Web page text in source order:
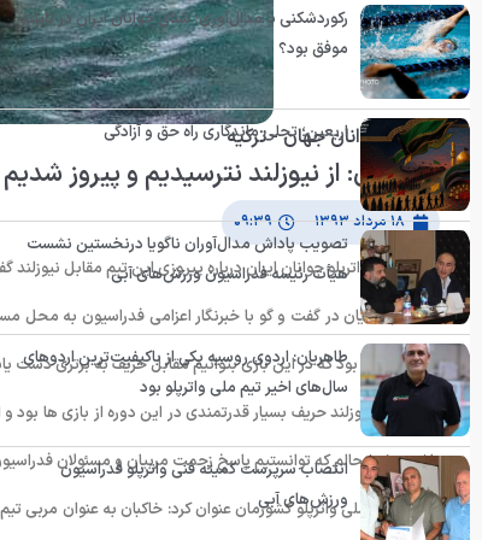
واترپلو جوانان جهان - ترکیه
رستمیان: از نیوزلند نترسیدیم و پیروز شدیم
۱۸ مرداد ۱۳۹۳ ۰۹:۳۹
بازیکن تیم واترپلو جوانان ایران درباره پیروزی این تیم مقابل
سهیل رستمیان در گفت و گو با خبرنگار اعزامی فدراسیون به محل
تلاش ما این بود که در این بازی بتوانیم مقابل حریف به برتری
وی افزود: نیوزلند حریف بسیار قدرتمندی در این دوره از بازی ها بود
باشیم. خوشحالم که توانستیم پاسخ زحمت مربیان و مسئولان
بازیکن تیم ملی واترپلو کشورمان عنوان کرد: خاکبان به عنوان
رکوردشکنی یا مدال‌آوری؛ شنای جوانان ایران در تایلند
موفق بود؟
اربعین؛ تجلی ماندگاری راه حق و آزادگی
تصویب پاداش مدال‌آوران ناگویا درنخستین نشست
هیأت رئیسه فدراسیون ورزش‌های آبی
طاهریان: اردوی روسیه یکی از باکیفیت‌ترین اردوهای
سال‌های اخیر تیم ملی واترپلو بود
انتصاب سرپرست کمیته فنی واترپلو فدراسیون
ورزش‌های آبی